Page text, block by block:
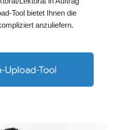
Tool bietet Ihnen die
anzuliefern.